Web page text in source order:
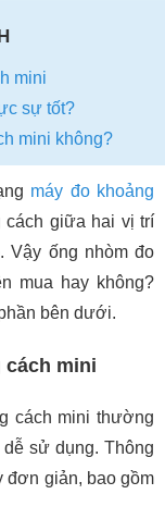
mini
sự tốt?
mini không?
máy đo khoảng
cách giữa hai vị trí
Vậy ống nhòm đo
mua hay không?
bên dưới.
cách mini
cách mini thường
sử dụng. Thông
đơn giản, bao gồm